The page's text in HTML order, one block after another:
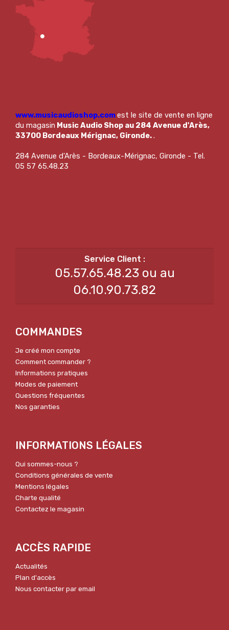
www.musicaudioshop.comest le site de vente en ligne
du magasin Music Audio Shop au 284 Avenue d'Arès,
33700 Bordeaux Mérignac, Gironde..
284 Avenue d'Arès - Bordeaux-Mérignac, Gironde - Tel.
05 57 65.48.23
05.57.65.48.23 ou au
06.10.90.73.82
COMMANDES
Je créé mon compte
Comment commander ?
Informations pratiques
Modes de paiement
Questions fréquentes
Nos garanties
INFORMATIONS LÉGALES
Qui sommes-nous ?
Conditions générales de vente
Mentions légales
Charte qualité
Contactez le magasin
ACCÈS RAPIDE
Actualités
Plan d'accès
Nous contacter par email